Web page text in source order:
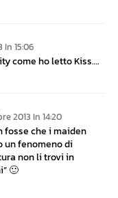
In 15:06
come ho letto Kiss….
2013 In 14:20
fosse che i maiden
un fenomeno di
non li trovi in
🙂